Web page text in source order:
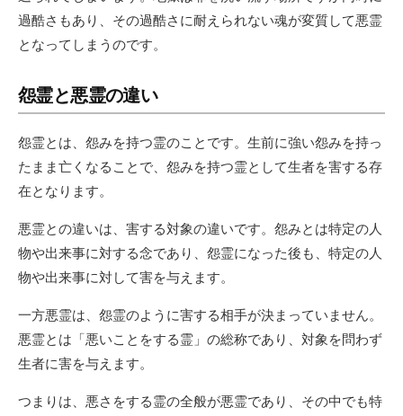
過酷さもあり、その過酷さに耐えられない魂が変質して悪霊
となってしまうのです。
怨霊と悪霊の違い
怨霊とは、怨みを持つ霊のことです。生前に強い怨みを持っ
たまま亡くなることで、怨みを持つ霊として生者を害する存
在となります。
悪霊との違いは、害する対象の違いです。怨みとは特定の人
物や出来事に対する念であり、怨霊になった後も、特定の人
物や出来事に対して害を与えます。
一方悪霊は、怨霊のように害する相手が決まっていません。
悪霊とは「悪いことをする霊」の総称であり、対象を問わず
生者に害を与えます。
つまりは、悪さをする霊の全般が悪霊であり、その中でも特